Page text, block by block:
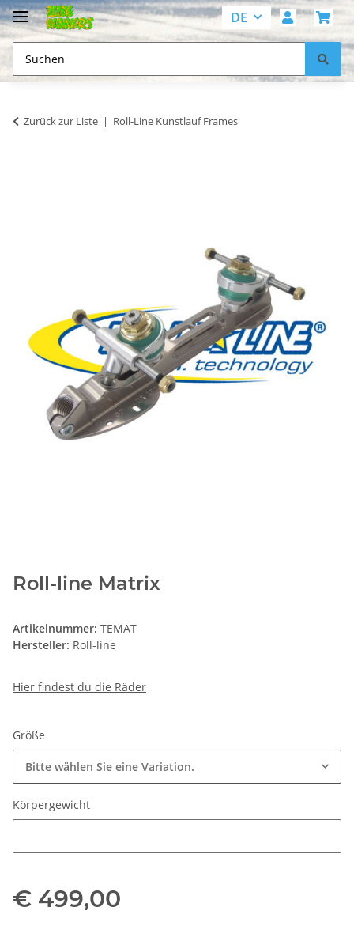
DE
Zurück zur Liste Roll-Line Kunstlauf Frames
Roll-line Matrix
Artikelnummer: TEMAT
Hersteller: Roll-line
Hier findest du die Räder
Größe
Bitte wählen Sie eine Variation.
Körpergewicht
€ 499,00